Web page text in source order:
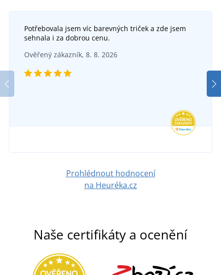
Potřebovala jsem víc barevných triček a zde jsem
sehnala i za dobrou cenu.
Ověřený zákazník, 8. 8. 2026
Prohlédnout hodnocení
na Heuréka.cz
Naše certifikáty a ocenění